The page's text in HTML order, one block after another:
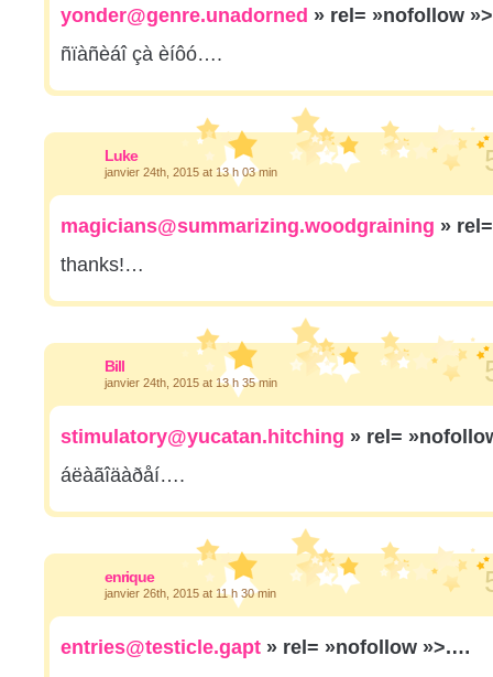
yonder@genre.unadorned » rel= »nofollow
ñïàñèáî çà èíôó….
Luke
janvier 24th, 2015 at 13 h 03 min
magicians@summarizing.woodgraining »
thanks!…
Bill
janvier 24th, 2015 at 13 h 35 min
stimulatory@yucatan.hitching » rel=
áëàãîäàðåí….
enrique
janvier 26th, 2015 at 11 h 30 min
entries@testicle.gapt » rel= »nofollow »>.…